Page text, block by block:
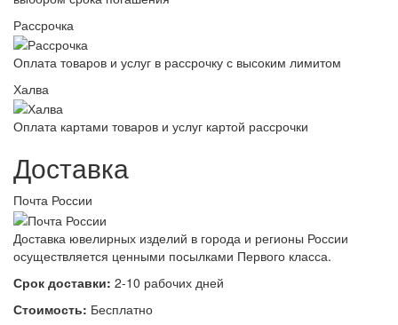
Рассрочка
Оплата товаров и услуг в рассрочку с высоким лимитом
Халва
Оплата картами товаров и услуг картой рассрочки
Доставка
Почта России
Доставка ювелирных изделий в города и регионы России
осуществляется ценными посылками Первого класса.
Срок доставки: 2-10 рабочих дней
Стоимость: Бесплатно